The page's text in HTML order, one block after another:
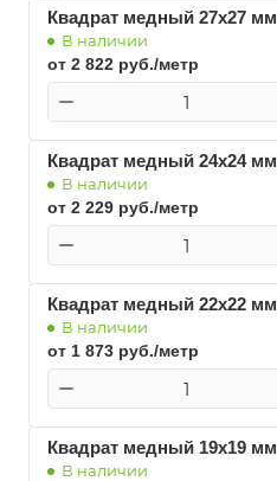
Квадрат медный 27х27 мм
В наличии
от 2 822 руб./метр
Квадрат медный 24х24 мм
В наличии
от 2 229 руб./метр
Квадрат медный 22х22 мм
В наличии
от 1 873 руб./метр
Квадрат медный 19х19 мм
В наличии